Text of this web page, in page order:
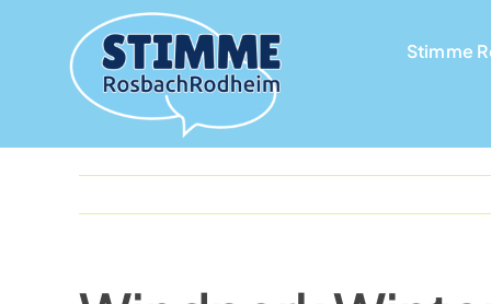
content
Stimme
Stimme